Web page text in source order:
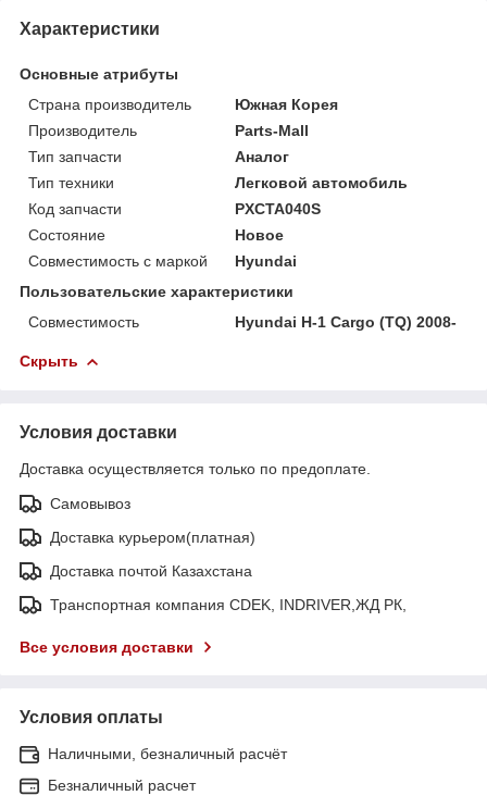
Характеристики
Основные атрибуты
Страна производитель
Южная Корея
Производитель
Parts-Mall
Тип запчасти
Аналог
Тип техники
Легковой автомобиль
Код запчасти
PXCTA040S
Состояние
Новое
Совместимость с маркой
Hyundai
Пользовательские характеристики
Совместимость
Hyundai H-1 Cargo (TQ) 2008-
Скрыть
Условия доставки
Доставка осуществляется только по предоплате.
Самовывоз
Доставка курьером(платная)
Доставка почтой Казахстана
Транспортная компания CDEK, INDRIVER,ЖД РК,
Все условия доставки
Условия оплаты
Наличными, безналичный расчёт
Безналичный расчет